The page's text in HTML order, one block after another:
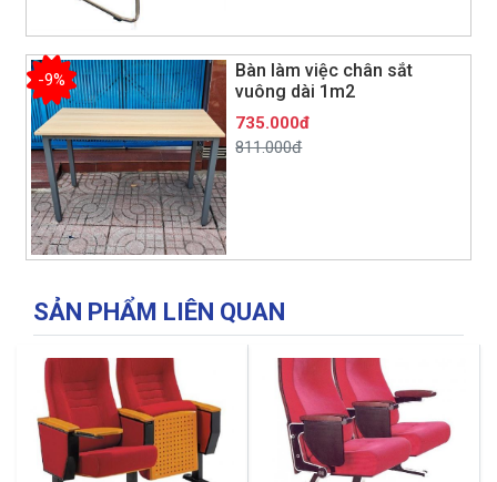
Bàn làm việc chân sắt
vuông dài 1m2
-9%
735.000đ
811.000đ
SẢN PHẨM LIÊN QUAN